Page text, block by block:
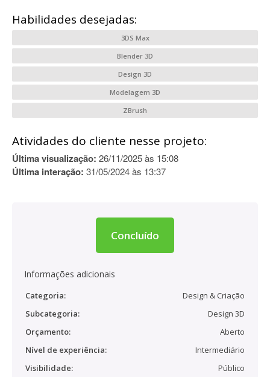
Habilidades desejadas:
3DS Max
Blender 3D
Design 3D
Modelagem 3D
ZBrush
Atividades do cliente nesse projeto:
Última visualização: 26/11/2025 às 15:08
Última interação: 31/05/2024 às 13:37
Concluído
Informações adicionais
Categoria:
Design & Criação
Subcategoria:
Design 3D
Orçamento:
Aberto
Nível de experiência:
Intermediário
Visibilidade:
Público